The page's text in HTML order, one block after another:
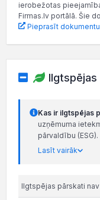
ierobežotas
Firmas.lv portālā. Šie
Pieprasīt
Kas ir ilgtspējas
uzņēmuma
pārvaldību (ESG).
Lasīt vairāk
Ilgtspējas pārskati